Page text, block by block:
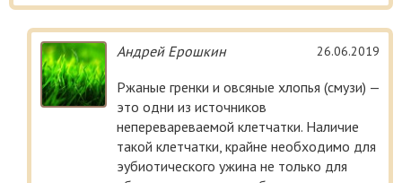
Андрей Ерошкин 26.06.2019
Ржаные гренки и овсяные хлопья (смузи) —
это одни из источников
неперевареваемой клетчатки. Наличие
такой клетчатки, крайне необходимо для
эубиотического ужина не только для